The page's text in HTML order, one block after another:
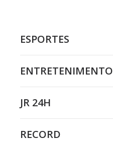
ESPORTES
ENTRETENIMENTO
JR 24H
RECORD